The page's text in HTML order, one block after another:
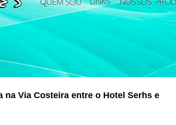
Via Costeira entre o Hotel Serhs e